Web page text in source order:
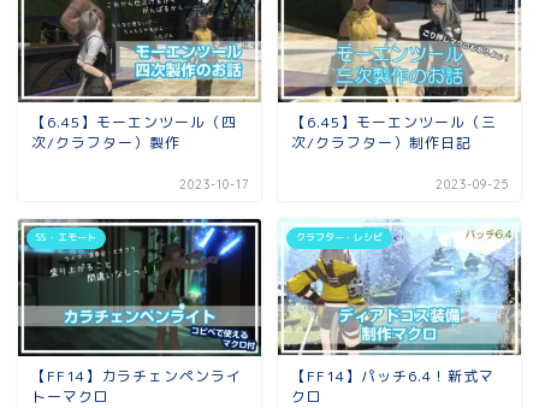
【6.45】モーエンツール（四
次/クラフター）製作
2023-10-17
【6.45】モーエンツール（三
次/クラフター）制作日記
2023-09-25
SS ・エモート
【FF14】カラチェンペンライ
トーマクロ
クラフター・レシピ
【FF14】パッチ6.4！新式マ
クロ